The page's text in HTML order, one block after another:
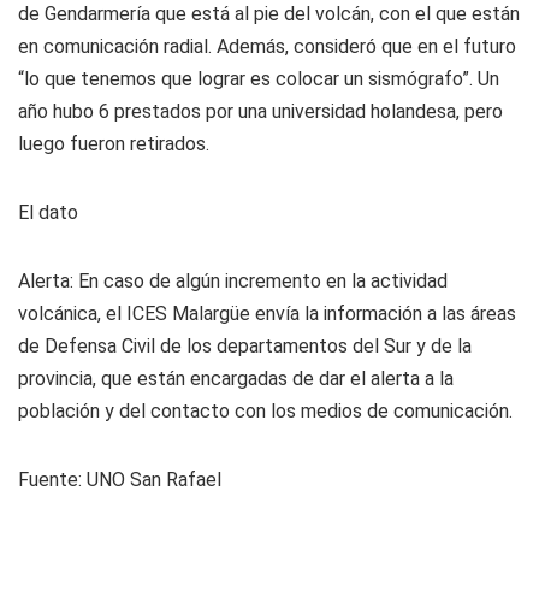
de Gendarmería que está al pie del volcán, con el que están
en comunicación radial. Además, consideró que en el futuro
“lo que tenemos que lograr es colocar un sismógrafo”. Un
año hubo 6 prestados por una universidad holandesa, pero
luego fueron retirados.
El dato
Alerta: En caso de algún incremento en la actividad
volcánica, el ICES Malargüe envía la información a las áreas
de Defensa Civil de los departamentos del Sur y de la
provincia, que están encargadas de dar el alerta a la
población y del contacto con los medios de comunicación.
Fuente: UNO San Rafael